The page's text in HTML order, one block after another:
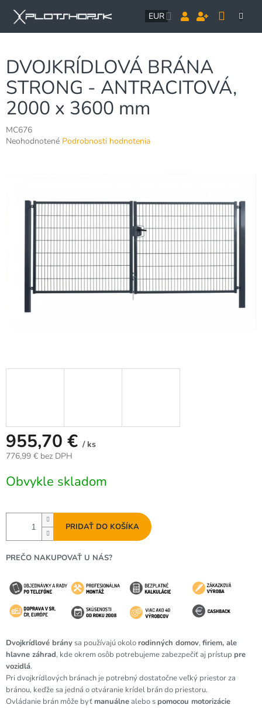
obsah
EUR
DVOJKRÍDLOVÁ BRÁNA
STRONG - ANTRACITOVÁ,
2000 x 3600 mm
MC676
Priemerné
hviezdičiek.
Neohodnotené Podrobnosti hodnotenia
955,70 € / ks
776,99 € bez DPH
cena:
Obvykle skladom
PRIDAŤ DO KOŠÍKA
PREČO NAKUPOVAŤ U NÁS?
Dvojkrídlové bránysa používajú okolorodinných domov,firiem, ale
hlavne záhrad, kde okrem osôb potrebujeme zabezpečiť aj prístup pre
vozidlá.
Pri dvojkrídlových bránach je potrebný dostatočne veľký priestor za
bránou, keďže sa jedná o otváranie krídel brán do priestoru.
Ovládanie brán môže byť manuálnealebo spomocou motorizácie